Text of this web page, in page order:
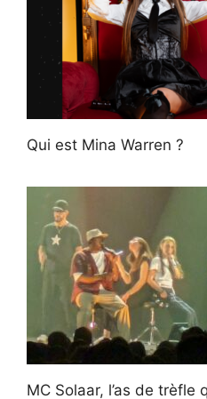
Qui est Mina Warren ?
MC Solaar, l’as de